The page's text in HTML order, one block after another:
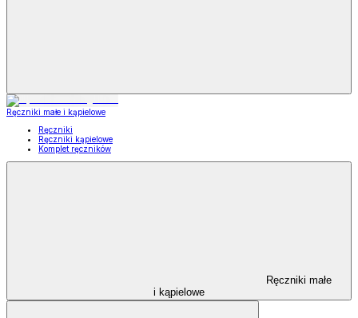
Ręczniki małe i kąpielowe
Ręczniki
Ręczniki kąpielowe
Komplet ręczników
Ręczniki małe
i kąpielowe